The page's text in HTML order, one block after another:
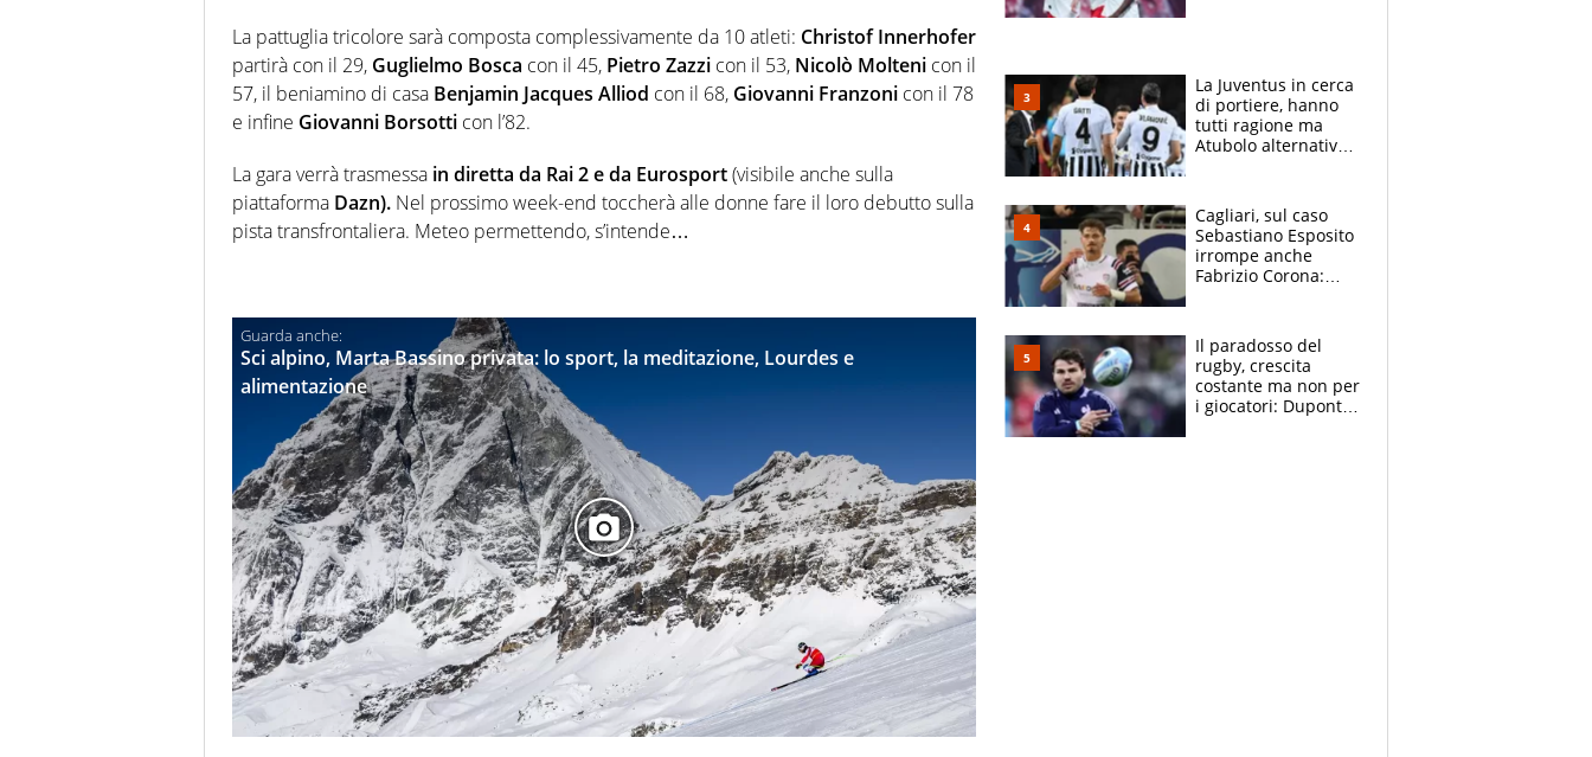
La pattuglia tricolore sarà composta complessivamente da 10 atleti: Christof Innerhofer
partirà con il 29, Guglielmo Bosca con il 45, Pietro Zazzi con il 53, Nicolò Molteni con il
57, il beniamino di casa Benjamin Jacques Alliod con il 68, Giovanni Franzoni con il 78
e infine Giovanni Borsotti con l’82.
La gara verrà trasmessa in diretta da Rai 2 e da Eurosport(visibile anche sulla
piattaforma Dazn). Nel prossimo week-end toccherà alle donne fare il loro debutto sulla
pista transfrontaliera. Meteo permettendo, s’intende…
Sci alpino, Marta Bassino privata: lo sport, la meditazione, Lourdes e
alimentazione
La Juventus in cerca
di portiere, hanno
tutti ragione ma
Atubolo alternativa
rimane Milinkovic-
Savic
Cagliari, sul caso
Sebastiano Esposito
irrompe anche
Fabrizio Corona:
prove”
Il paradosso del
rugby, crescita
costante ma non per
i giocatori: Dupont